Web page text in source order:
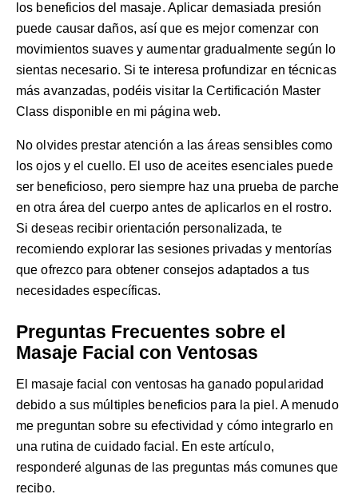
los beneficios del masaje. Aplicar demasiada presión
puede causar daños, así que es mejor comenzar con
movimientos suaves y aumentar gradualmente según lo
sientas necesario. Si te interesa profundizar en técnicas
más avanzadas, podéis visitar laCertificación Master
Class disponible en mi página web.
No olvides prestar atención a las áreas sensibles como
los ojos y el cuello. El uso de aceites esenciales puede
ser beneficioso, pero siempre haz una prueba de parche
en otra área del cuerpo antes de aplicarlos en el rostro.
Si deseas recibir orientación personalizada, te
recomiendo explorar lassesiones privadas y mentorías
que ofrezco para obtener consejos adaptados a tus
necesidades específicas.
Preguntas Frecuentes sobre el
Masaje Facial con Ventosas
El masaje facial con ventosas ha ganado popularidad
debido a sus múltiples beneficios para la piel. A menudo
me preguntan sobre su efectividad y cómo integrarlo en
una rutina de cuidado facial. En este artículo,
responderé algunas de las preguntas más comunes que
recibo.